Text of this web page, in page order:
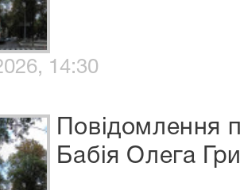
14:30
Повідомлення
Бабія Олега